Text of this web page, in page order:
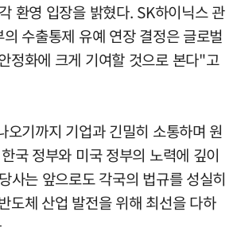
환영 입장을 밝혔다. SK하이닉스 관
수출통제 유예 연장 결정은 글로벌
정화에 크게 기여할 것으로 본다"고
오기까지 기업과 긴밀히 소통하며 원
국 정부와 미국 정부의 노력에 깊이
사는 앞으로도 각국의 법규를 성실히
도체 산업 발전을 위해 최선을 다하